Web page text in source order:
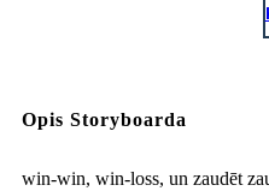
Opis Storyboarda
win-win, win-loss, un zaudēt